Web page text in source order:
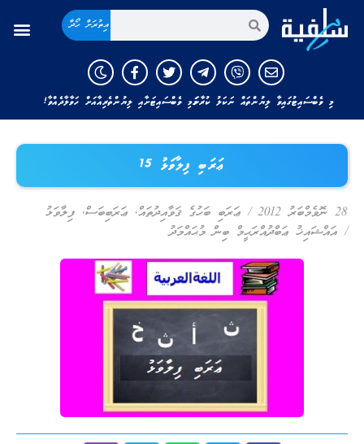
އިތުރަށް ހޯދާ
މި ވެބްސައިޓުގައިވާ ލިޔުންތައް ނަކަލު ކުރާނަމަ މި ވެބްސައިޓަށާއި ލިޔުންތެރިއާއަށް ހަވާލާދެއްވާ!
ޢަރަބި ފިލާވަޅު 15
28 ނޮވެމްބަރު 2012 / ޢަރަބި ބަހުގެ ޤަވާއިދުތައް, ޢަރަބިބަސް, ފިލާވަޅު
/ އައްޝައިޚު ޢަބްދުއްރަޙީމް ބިން މުޙައްމަދު